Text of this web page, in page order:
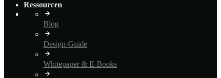
Ressourcen
Blog
Design-Guide
Whitepaper & E-Books